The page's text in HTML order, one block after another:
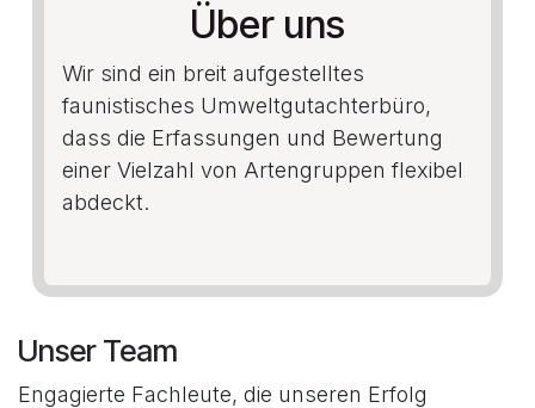
Über uns
Wir sind ein breit aufgestelltes
faunistisches Umweltgutachterbüro,
dass die Erfassungen und Bewertung
einer Vielzahl von Artengruppen flexibel
abdeckt.
Unser Team
Engagierte Fachleute, die unseren Erfolg